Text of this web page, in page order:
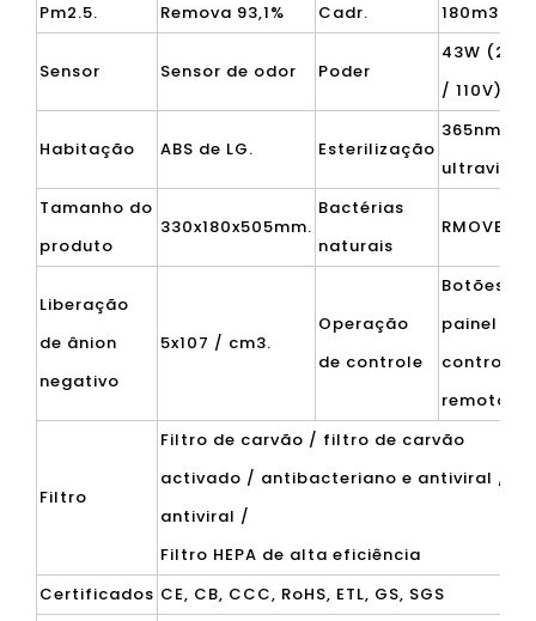
Pm2.5.
Remova 93,1% Cadr. 180m3 / H.
Sensor Sensor de odor Poder
43W
/ 110V)
Habitação ABS de LG. Esterilização
365nm luz
Tamanho do
produto
330x180x505mm.
Bactérias
naturais
RMOVE
Liberação
de ânion
negativo
5x107 / cm3.
Operação
de controle
Botões do
painel +
controle
remoto
Filtro
Filtro de carvão / filtro de carvão
activado / antibacteriano e antiviral /
antiviral /
Filtro HEPA de alta eficiência
Certificados CE, CB, CCC, RoHS, ETL, GS, SGS